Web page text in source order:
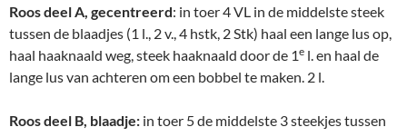
Roos deel A, gecentreerd: in toer 4 VL in de middelste steek
tussen de blaadjes (1 l., 2 v., 4 hstk, 2 Stk) haal een lange lus op,
haal haaknaald weg, steek haaknaald door de 1e l. en haal de
lange lus van achteren om een bobbel te maken. 2 l.
Roos deel B, blaadje: in toer 5 de middelste 3 steekjes tussen